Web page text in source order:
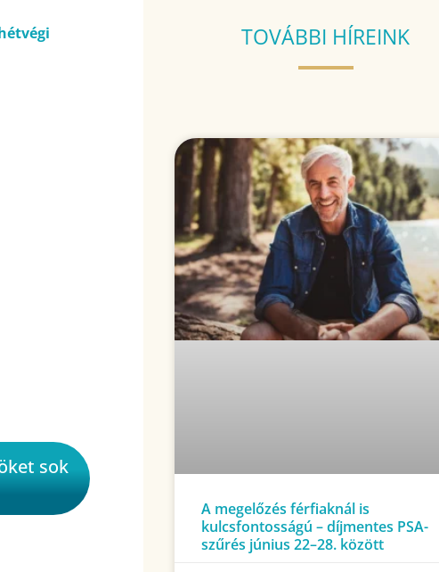
sok
TOVÁBBI HÍREINK
A megelőzés férfiaknál is
kulcsfontosságú – díjmentes PSA-
szűrés június 22–28. között